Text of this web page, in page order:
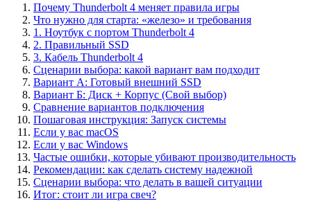
Почему Thunderbolt 4 меняет правила игры
Что нужно для старта: «железо» и требования
1. Ноутбук с портом Thunderbolt 4
2. Правильный SSD
3. Кабель Thunderbolt 4
Сценарии выбора: какой вариант вам подходит
Вариант А: Готовый внешний SSD
Вариант Б: Диск + Корпус (Свой выбор)
Сравнение вариантов подключения
Пошаговая инструкция: Запуск системы
Если у вас macOS
Если у вас Windows
Частые ошибки, которые убивают производительность
Рекомендации: как сделать систему надежной
Сценарии выбора: что делать в вашей ситуации
Итог: стоит ли игра свеч?